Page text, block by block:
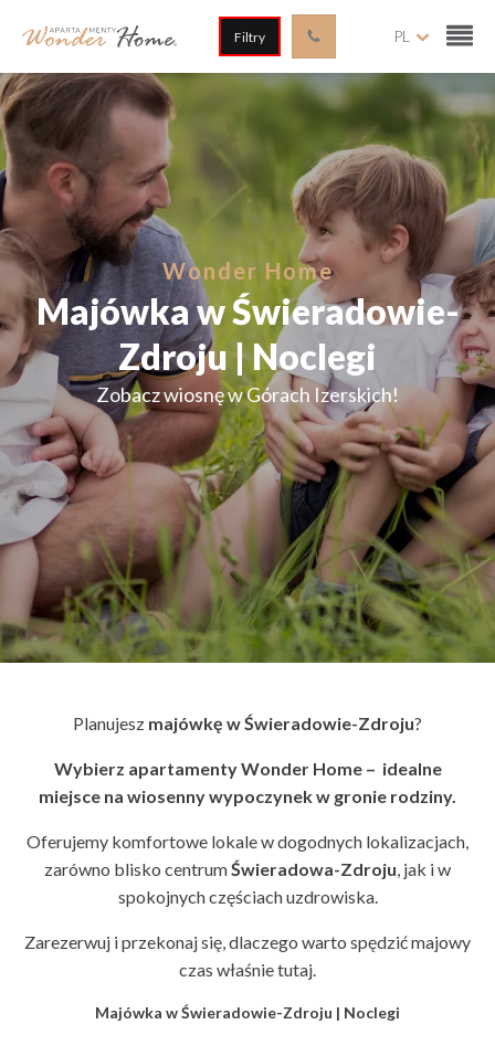
Filtry PL
Wonder Home
Majówka w Świeradowie-
Zdroju | Noclegi
Zobacz wiosnę w Górach Izerskich!
Planujesz majówkę w Świeradowie-Zdroju?
Wybierz apartamenty Wonder Home – idealne
miejsce na wiosenny wypoczynek w gronie rodziny.
Oferujemy komfortowe lokale w dogodnych lokalizacjach,
zarówno blisko centrumŚwieradowa-Zdroju, jak i w
spokojnych częściach uzdrowiska.
Zarezerwuj i przekonaj się, dlaczego warto spędzić majowy
czas właśnie tutaj.
Majówka w Świeradowie-Zdroju | Noclegi